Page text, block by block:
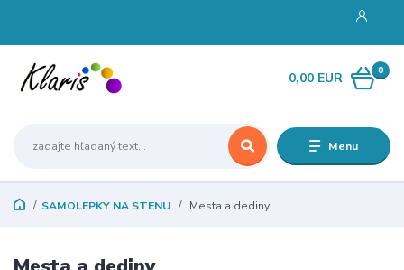
Menu
0
0,00 EUR
SAMOLEPKY NA STENU Mesta a dediny